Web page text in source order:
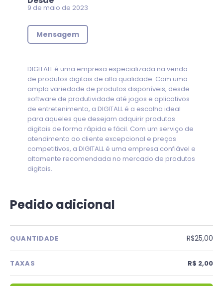
9 de maio de 2023
Mensagem
DIGITALL é uma empresa especializada na venda
de produtos digitais de alta qualidade. Com uma
ampla variedade de produtos disponíveis, desde
software de produtividade até jogos e aplicativos
de entretenimento, a DIGITALL é a escolha ideal
para aqueles que desejam adquirir produtos
digitais de forma rápida e fácil. Com um serviço de
atendimento ao cliente excepcional e preços
competitivos, a DIGITALL é uma empresa confiável e
altamente recomendada no mercado de produtos
digitais.
Pedido adicional
QUANTIDADE R$25,00
TAXAS R$ 2,00